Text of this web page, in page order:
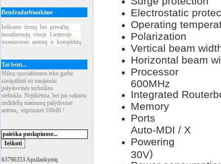
Bendradarbiaukime
Ieškome firmų bei privačių
instaliuotojų visoje Lietuvoje
montavimui antenų ir komplektų
Tai bent...
Mūsų specialistams teko garbė
susipažinti su naujausiu
palydovinės technikos
stebuklu. Neįtikėtina, bet jau sukurta
nedidelių matmenų palydovinė
antena, stiprinanti 100dB !
63796353 Apsilankymų
Electrostatic
Operating
Polarization
Vertical beam
Horizontal beam
600MHz
Integrated
Memory
Auto-MDI / X
30V)